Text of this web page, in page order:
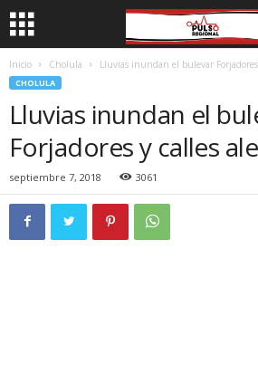
Inicio Cholula Lluvias inundan el bulevar
CHOLULA
Lluvias inundan el
Forjadores y calles
septiembre 7, 2018 3061